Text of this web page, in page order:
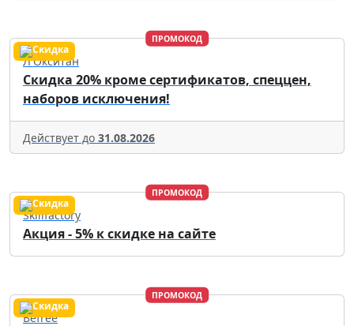
ПРОМОКОД
Л'Окситан
Скидка 20% кроме сертификатов, спеццен,
наборов исключения!
Действует до 31.08.2026
ПРОМОКОД
Skillfactory
Акция - 5% к скидке на сайте
ПРОМОКОД
Befree